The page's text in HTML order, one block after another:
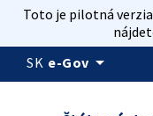
Toto je pilotná verzia
SK e-Gov arrow_drop_down